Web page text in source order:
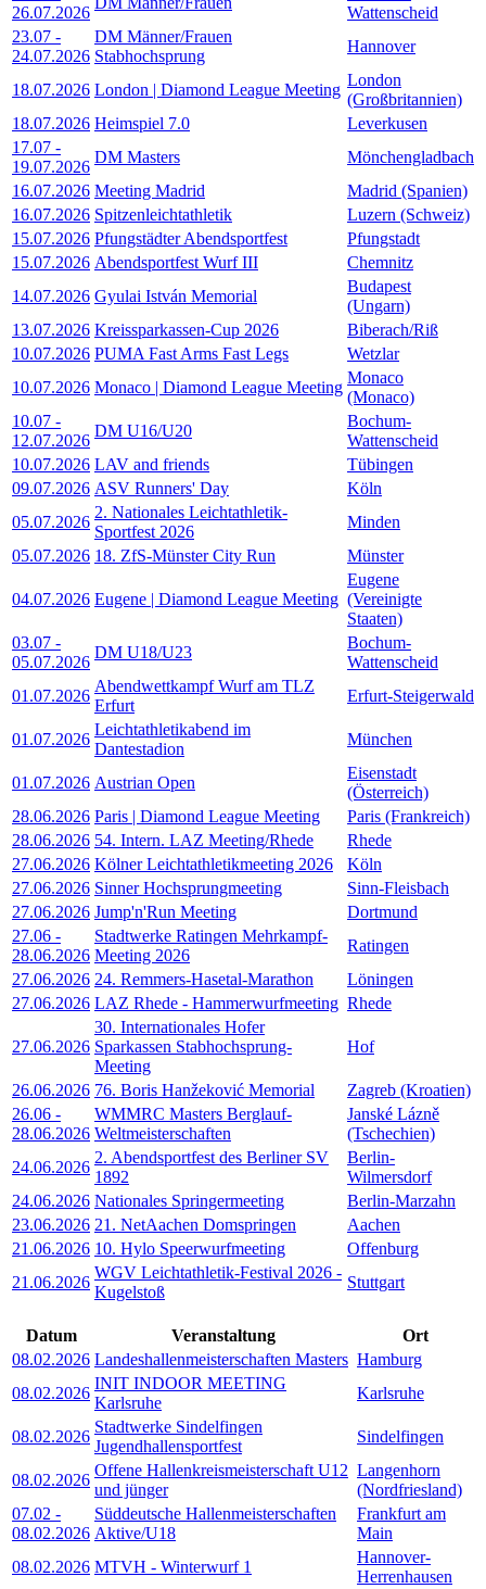
26.07.2026
Wattenscheid
23.07 -
24.07.2026
DM Männer/Frauen
Stabhochsprung
Hannover
18.07.2026 London | Diamond League Meeting
London
(Großbritannien)
18.07.2026 Heimspiel 7.0
Leverkusen
17.07 -
19.07.2026
DM Masters
Mönchengladbach
16.07.2026 Meeting Madrid
Madrid (Spanien)
16.07.2026 Spitzenleichtathletik
Luzern (Schweiz)
15.07.2026 Pfungstädter Abendsportfest
Pfungstadt
15.07.2026 Abendsportfest Wurf III
Chemnitz
14.07.2026 Gyulai István Memorial
Budapest
(Ungarn)
13.07.2026 Kreissparkassen-Cup 2026
Biberach/Riß
10.07.2026 PUMA Fast Arms Fast Legs
Wetzlar
10.07.2026 Monaco | Diamond League Meeting
Monaco
(Monaco)
10.07 -
12.07.2026
DM U16/U20
Bochum-
Wattenscheid
10.07.2026 LAV and friends
Tübingen
09.07.2026 ASV Runners' Day
Köln
05.07.2026
2. Nationales Leichtathletik-
Sportfest 2026
Minden
05.07.2026 18. ZfS-Münster City Run Münster
04.07.2026 Eugene | Diamond League Meeting
Eugene
(Vereinigte
Staaten)
03.07 -
05.07.2026
DM U18/U23
Bochum-
Wattenscheid
01.07.2026
Abendwettkampf Wurf am TLZ
Erfurt
Erfurt-Steigerwald
01.07.2026
Leichtathletikabend im
Dantestadion
München
01.07.2026 Austrian Open
Eisenstadt
(Österreich)
28.06.2026 Paris | Diamond League Meeting
Paris (Frankreich)
28.06.2026 54. Intern. LAZ Meeting/Rhede
Rhede
27.06.2026 Kölner Leichtathletikmeeting 2026
Köln
27.06.2026 Sinner Hochsprungmeeting
Sinn-Fleisbach
27.06.2026 Jump'n'Run Meeting
Dortmund
27.06 -
28.06.2026
Stadtwerke Ratingen Mehrkampf-
Meeting 2026
Ratingen
27.06.2026 24. Remmers-Hasetal-Marathon
Löningen
27.06.2026 LAZ Rhede - Hammerwurfmeeting Rhede
27.06.2026
30. Internationales Hofer
Sparkassen Stabhochsprung-
Meeting
Hof
26.06.2026 76. Boris Hanžeković Memorial
Zagreb (Kroatien)
26.06 -
28.06.2026
WMMRC Masters Berglauf-
Weltmeisterschaften
Janské Lázně
(Tschechien)
24.06.2026
2. Abendsportfest des Berliner SV
1892
Berlin-
Wilmersdorf
24.06.2026 Nationales Springermeeting
Berlin-Marzahn
23.06.2026 21. NetAachen Domspringen
Aachen
21.06.2026 10. Hylo Speerwurfmeeting
Offenburg
21.06.2026
WGV Leichtathletik-Festival 2026 -
Kugelstoß
Stuttgart
Datum Veranstaltung
Ort
08.02.2026 Landeshallenmeisterschaften Masters Hamburg
08.02.2026
INIT INDOOR MEETING
Karlsruhe
Karlsruhe
08.02.2026
Stadtwerke Sindelfingen
Jugendhallensportfest
Sindelfingen
08.02.2026
Offene Hallenkreismeisterschaft U12
und jünger
Langenhorn
(Nordfriesland)
07.02 -
08.02.2026
Süddeutsche Hallenmeisterschaften
Aktive/U18
Frankfurt am
Main
08.02.2026 MTVH - Winterwurf 1
Hannover-
Herrenhausen